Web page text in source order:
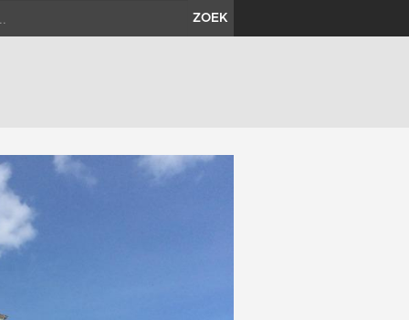
ZOEK